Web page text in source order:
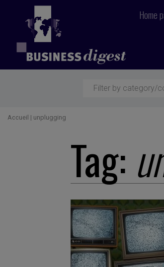
Home
Filter by category/
Accueil | unplugging
Tag: